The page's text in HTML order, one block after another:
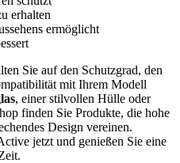
erhalten
ermöglicht
Sie auf den Schutzgrad, den
mit Ihrem Modell
, einer stilvollen Hülle oder
finden Sie Produkte, die hohe
Design vereinen.
jetzt und genießen Sie eine